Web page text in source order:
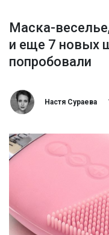
Маска-
и еще 7 новых
попробовали
Настя Сураева